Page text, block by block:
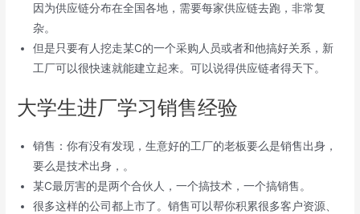
因为供应链分布在全国各地，需要每家供应链去跑，非常复
杂。
但是只要有人挖走某C的一个采购人员或者和他搞好关系，新
工厂可以很快速就能建立起来。可以说得供应链者得天下。
大学生进厂学习销售经验
销售：你有没有发现，生意好的工厂的老板要么是销售出身，
要么是技术出身，。
某C最厉害的是两个合伙人，一个搞技术，一个搞销售。
很多这样的公司都上市了。销售可以帮你积累很多客户资源、